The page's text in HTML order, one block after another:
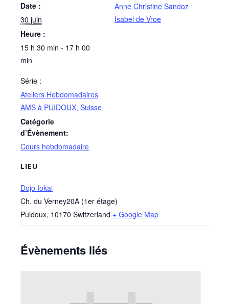
Date :
30 juin
Heure :
15 h 30 min - 17 h 00
min
Série :
Ateliers Hebdomadaires
AMS à PUIDOUX, Suisse
Catégorie
d’Évènement:
Cours hebdomadaire
LIEU
Dojo Iokai
Ch. du Verney20A (1er étage)
Puidoux, 10170 Switzerland + Google Map
Anne Christine Sandoz
Isabel de Vroe
Évènements liés